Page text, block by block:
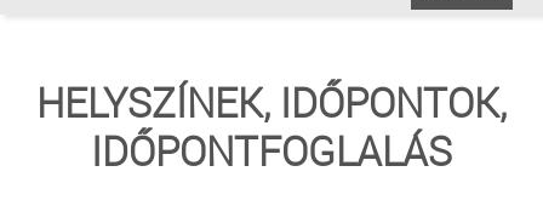
VÉRADÁS
HELYSZÍNEK, IDŐPONTOK,
IDŐPONTFOGLALÁS